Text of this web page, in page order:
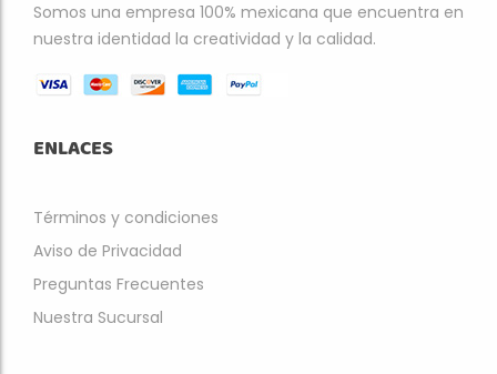
Somos una empresa 100% mexicana que encuentra en
nuestra identidad la creatividad y la calidad.
ENLACES
Términos y condiciones
Aviso de Privacidad
Preguntas Frecuentes
Nuestra Sucursal